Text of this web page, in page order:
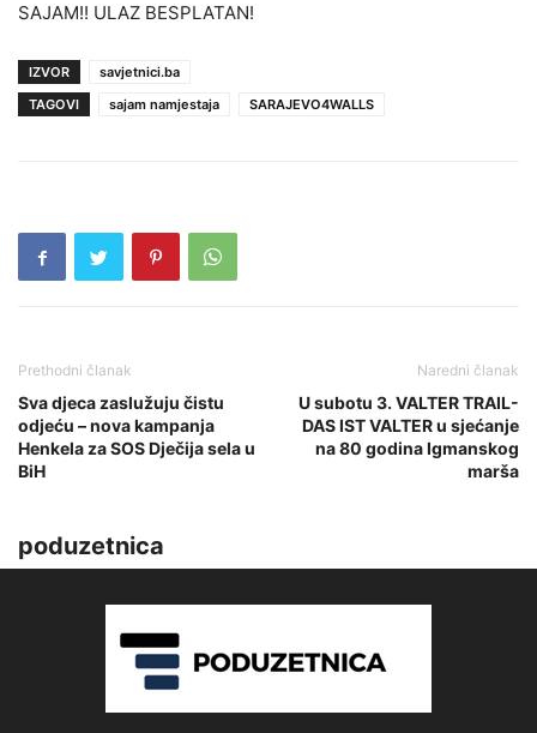
SAJAM!! ULAZ BESPLATAN!
IZVOR
savjetnici.ba
TAGOVI
sajam namjestaja SARAJEVO4WALLS
Prethodni članak
Sva djeca zaslužuju čistu
odjeću – nova kampanja
Henkela za SOS Dječija sela u
BiH
Naredni članak
U subotu 3. VALTER TRAIL-
DAS IST VALTER u sjećanje
na 80 godina Igmanskog
marša
poduzetnica